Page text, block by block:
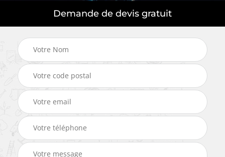
Demande de devis gratuit